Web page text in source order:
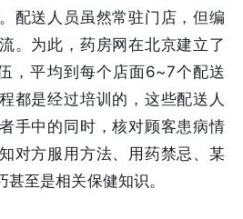
配送人员虽然常驻门店，但编
。为此，药房网在北京建立了
，平均到每个店面6~7个配送
都是经过培训的，这些配送人
手中的同时，核对顾客患病情
对方服用方法、用药禁忌、某
至是相关保健知识。